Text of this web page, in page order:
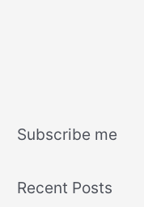
Subscribe me
Recent Posts